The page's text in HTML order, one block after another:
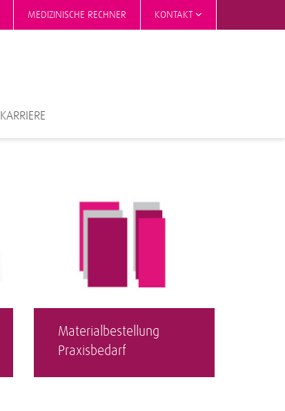
MEDIZINISCHE RECHNER KONTAKT
KARRIERE
Materialbestellung
Praxisbedarf